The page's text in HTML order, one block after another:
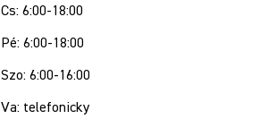
Cs: 6:00-18:00
Pé: 6:00-18:00
Szo: 6:00-16:00
Va: telefonicky